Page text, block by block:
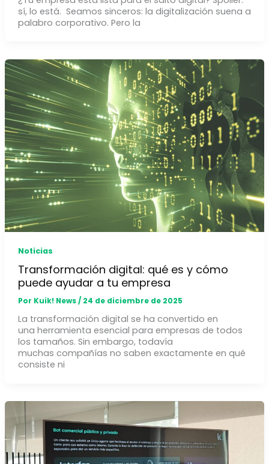
sí, lo está. Seamos sinceros: la digitalización suena a
palabro corporativo. Pero la
Noticias
Transformación digital: qué es y cómo
puede ayudar a tu empresa
Por Kuik! News/ 24 de diciembre de 2025
La transformación digital se ha convertido en
una herramienta esencial para empresas de todos
los tamaños. Sin embargo, todavía
muchas compañías no saben exactamente en qué
consiste ni